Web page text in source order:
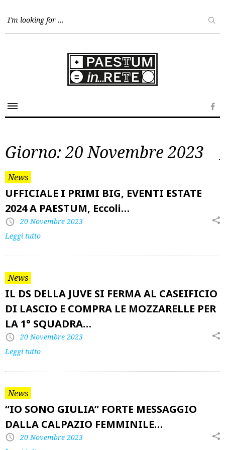
Giorno:20 Novembre 2023
News
UFFICIALE I PRIMI BIG, EVENTI ESTATE
2024 A PAESTUM, Eccoli…
20 Novembre 2023
Leggi tutto
News
IL DS DELLA JUVE SI FERMA AL CASEIFICIO
DI LASCIO E COMPRA LE MOZZARELLE PER
LA 1° SQUADRA…
20 Novembre 2023
Leggi tutto
News
“IO SONO GIULIA” FORTE MESSAGGIO
DALLA CALPAZIO FEMMINILE…
20 Novembre 2023